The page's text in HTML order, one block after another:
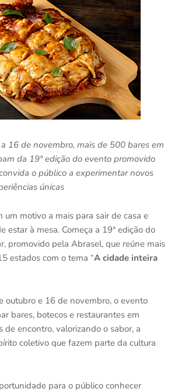
16 de novembro, mais de 500 bares em
da 19ª edição do evento promovido
o público a experimentar novos
únicas
um motivo a mais para sair de casa e
estar à mesa. Começa a 19ª edição do
promovido pela Abrasel, que reúne mais
estados com o tema “A cidade inteira
outubro e 16 de novembro, o evento
bares, botecos e restaurantes em
de encontro, valorizando o sabor, a
coletivo que fazem parte da cultura
para o público conhecer